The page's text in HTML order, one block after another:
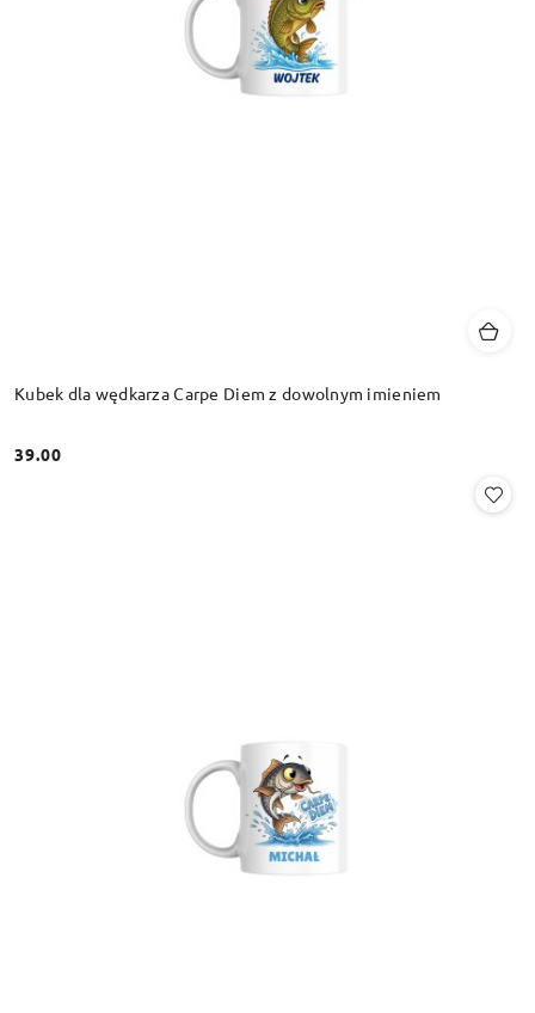
Kubek dla wędkarza Carpe Diem z dowolnym imieniem
Cena:
39.00